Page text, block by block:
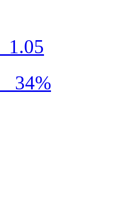
1.05
34%